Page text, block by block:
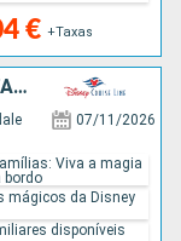
€ +Taxas
CARAIBAS - MEXICO, BAHAMAS, ESTADOS UNIDOS
07/11/2026
Viva a magia
bordo
mágicos da Disney
disponíveis